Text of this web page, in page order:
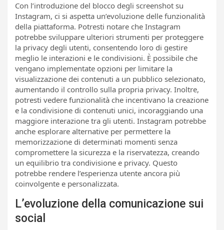
Con l’introduzione del blocco degli screenshot su
Instagram, ci si aspetta un’evoluzione delle funzionalità
della piattaforma. Potresti notare che Instagram
potrebbe sviluppare ulteriori strumenti per proteggere
la privacy degli utenti, consentendo loro di gestire
meglio le interazioni e le condivisioni. È possibile che
vengano implementate opzioni per limitare la
visualizzazione dei contenuti a un pubblico selezionato,
aumentando il controllo sulla propria privacy. Inoltre,
potresti vedere funzionalità che incentivano la creazione
e la condivisione di contenuti unici, incoraggiando una
maggiore interazione tra gli utenti. Instagram potrebbe
anche esplorare alternative per permettere la
memorizzazione di determinati momenti senza
compromettere la sicurezza e la riservatezza, creando
un equilibrio tra condivisione e privacy. Questo
potrebbe rendere l’esperienza utente ancora più
coinvolgente e personalizzata.
L’evoluzione della comunicazione sui
social